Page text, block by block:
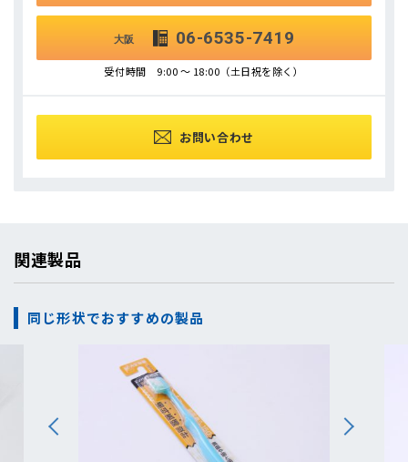
大阪 06-6535-7419
受付時間 9:00 ～ 18:00（土日祝を除く）
お問い合わせ
関連製品
同じ形状でおすすめの製品